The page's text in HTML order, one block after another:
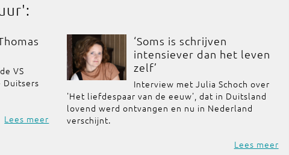
':
VS
Duitsers
Lees meer
‘Soms is schrijven
intensiever dan het leven
zelf’
Interview met Julia Schoch over
'Het liefdespaar van de eeuw', dat in Duitsland
lovend werd ontvangen en nu in Nederland
verschijnt.
Lees meer